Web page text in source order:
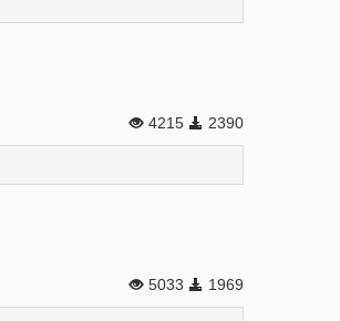
4215 2390
5033 1969